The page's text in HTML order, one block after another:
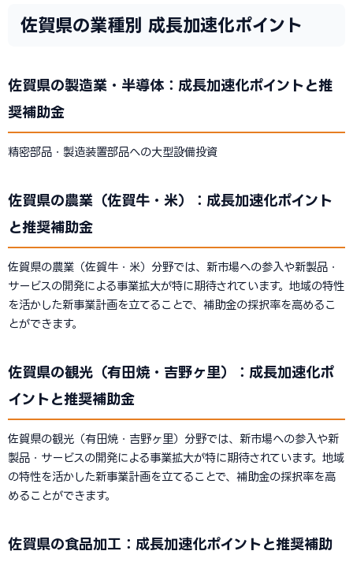
佐賀県の業種別 成長加速化ポイント
佐賀県の製造業・半導体：成長加速化ポイントと推
奨補助金
精密部品・製造装置部品への大型設備投資
佐賀県の農業（佐賀牛・米）：成長加速化ポイント
と推奨補助金
佐賀県の農業（佐賀牛・米）分野では、新市場への参入や新製品・
サービスの開発による事業拡大が特に期待されています。地域の特性
を活かした新事業計画を立てることで、補助金の採択率を高めるこ
とができます。
佐賀県の観光（有田焼・吉野ヶ里）：成長加速化ポ
イントと推奨補助金
佐賀県の観光（有田焼・吉野ヶ里）分野では、新市場への参入や新
製品・サービスの開発による事業拡大が特に期待されています。地域
の特性を活かした新事業計画を立てることで、補助金の採択率を高
めることができます。
佐賀県の食品加工：成長加速化ポイントと推奨補助